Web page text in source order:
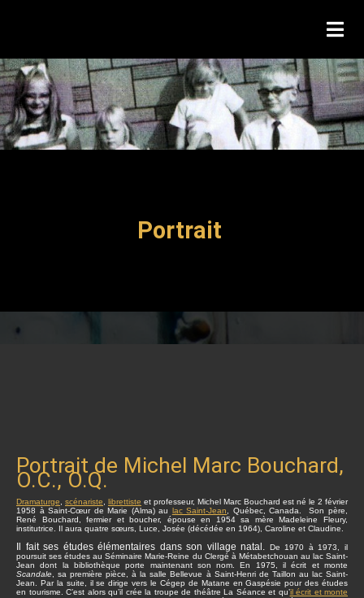
Portrait
Portrait de Michel Marc Bouchard,
O.C., O.Q.
Dramaturge scénariste librettiste et professeur, Michel Marc Bouchard est né le 2 février
1958 à Saint-Cœur de Marie (Alma) au lac Saint-Jean
, Québec, Canada. Son père,
René Bouchard, fermier et boucher, épouse en 1954 sa mère Madeleine Fleury,
institutrice. Il aura quatre sœurs, Luce, Josée (décédée en 1964), Caroline et Claudine.
Il fait ses études élémentaires dans son village natal.
De 1970 à 1973, il
poursuit ses études au Séminaire Marie-Reine du Clergé à Métabetchouan au lac Saint-
Jean dont la bibliothèque porte maintenant son nom. En 1975, il écrit et monte
Scandale , sa première pièce, à la salle Bellevue à Saint-Henri de Taillon au lac Saint-
Jean. Par la suite, il se dirige vers le Cégep de Matane en Gaspésie pour des études
en tourisme. C’est alors qu’il crée la troupe de théâtre La Séance et qu’il écrit et monte